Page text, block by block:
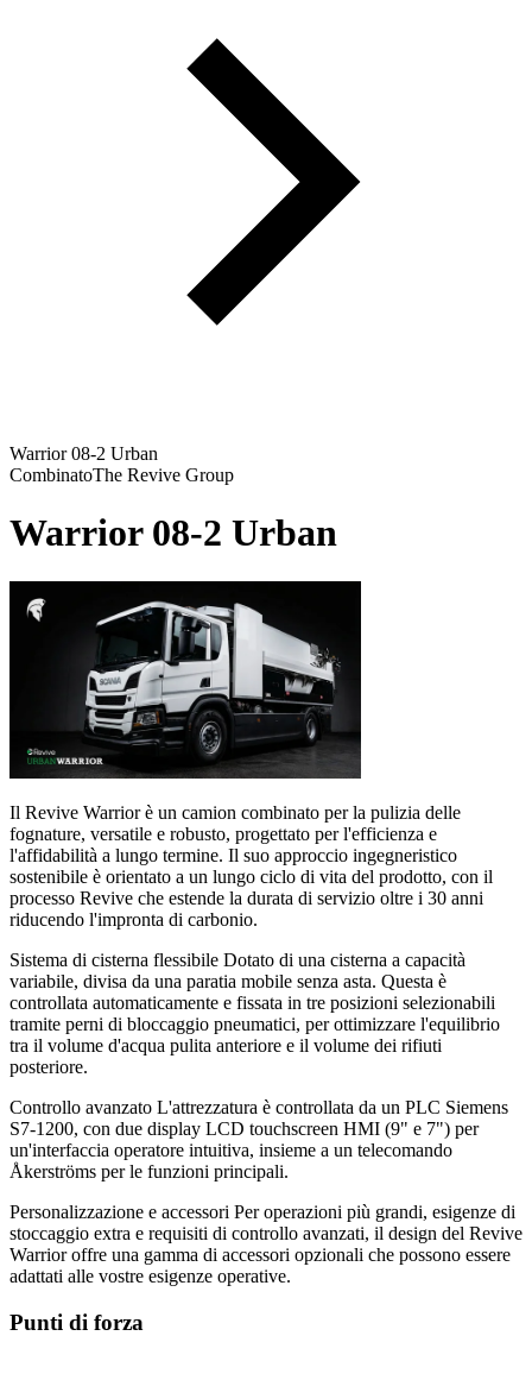
Warrior 08-2 Urban
CombinatoThe Revive Group
Warrior 08-2 Urban
Il Revive Warrior è un camion combinato per la pulizia delle
fognature, versatile e robusto, progettato per l'efficienza e
l'affidabilità a lungo termine. Il suo approccio ingegneristico
sostenibile è orientato a un lungo ciclo di vita del prodotto, con il
processo Revive che estende la durata di servizio oltre i 30 anni
riducendo l'impronta di carbonio.
Sistema di cisterna flessibile Dotato di una cisterna a capacità
variabile, divisa da una paratia mobile senza asta. Questa è
controllata automaticamente e fissata in tre posizioni selezionabili
tramite perni di bloccaggio pneumatici, per ottimizzare l'equilibrio
tra il volume d'acqua pulita anteriore e il volume dei rifiuti
posteriore.
Controllo avanzato L'attrezzatura è controllata da un PLC Siemens
S7-1200, con due display LCD touchscreen HMI (9" e 7") per
un'interfaccia operatore intuitiva, insieme a un telecomando
Åkerströms per le funzioni principali.
Personalizzazione e accessori Per operazioni più grandi, esigenze di
stoccaggio extra e requisiti di controllo avanzati, il design del Revive
Warrior offre una gamma di accessori opzionali che possono essere
adattati alle vostre esigenze operative.
Punti di forza